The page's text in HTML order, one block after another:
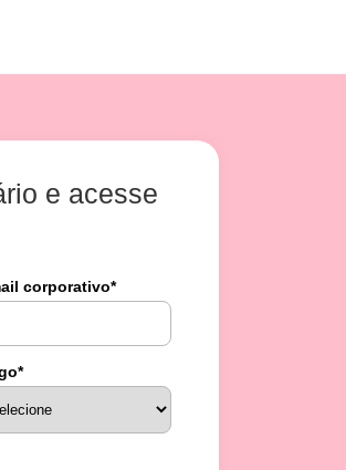
e acesse
corporativo*
*